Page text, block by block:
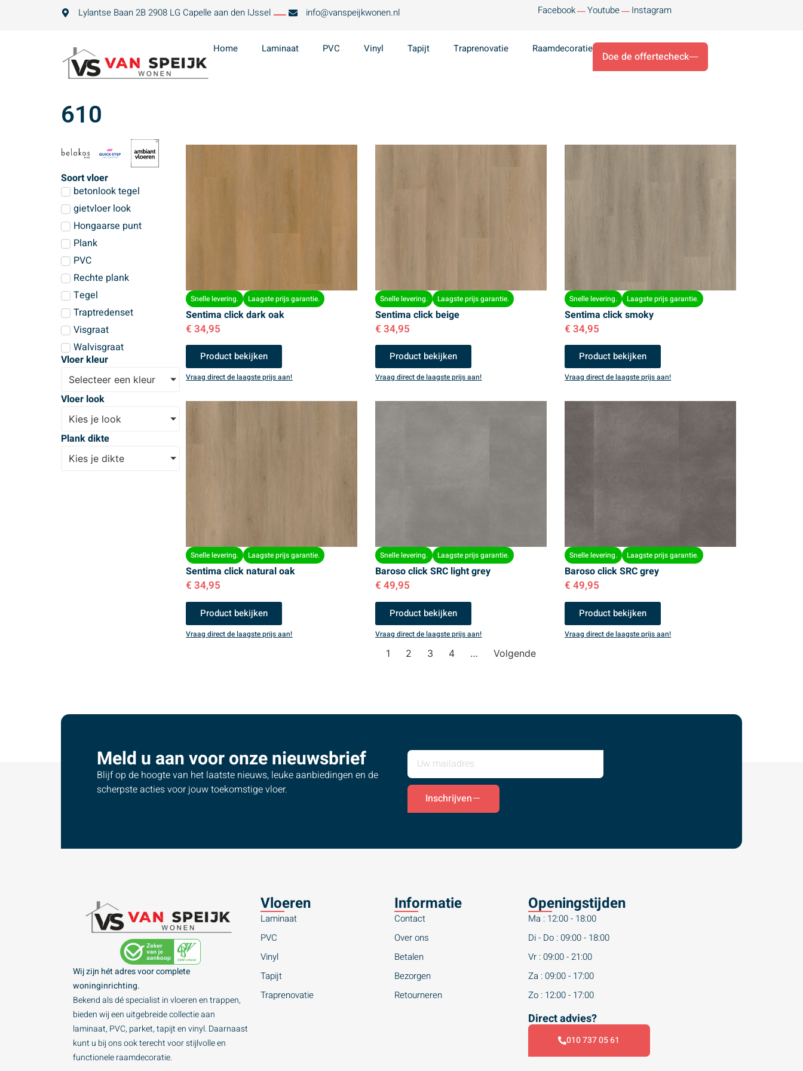
Lylantse Baan 2B 2908 LG Capelle aan den IJssel info@vanspeijkwonen.nl Facebook Youtube Instagram
Home Laminaat PVC Vinyl Tapijt Traprenovatie Raamdecoratie
Doe de offertecheck
610
Soort vloer
betonlook tegel
gietvloer look
Hongaarse punt
Plank
PVC
Rechte plank
Tegel
Traptredenset
Visgraat
Walvisgraat
Vloer kleur
Selecteer een kleur
Vloer look
Kies je look
Plank dikte
Kies je dikte
Snelle levering. Laagste prijs garantie.
Sentima click dark oak
€ 34,95
Product bekijken
Vraag direct de laagste prijs aan!
Snelle levering. Laagste prijs garantie.
Sentima click beige
€ 34,95
Product bekijken
Vraag direct de laagste prijs aan!
Snelle levering. Laagste prijs garantie.
Sentima click smoky
€ 34,95
Product bekijken
Vraag direct de laagste prijs aan!
Snelle levering. Laagste prijs garantie.
Sentima click natural oak
€ 34,95
Product bekijken
Vraag direct de laagste prijs aan!
Snelle levering. Laagste prijs garantie.
Baroso click SRC light grey
€ 49,95
Product bekijken
Vraag direct de laagste prijs aan!
Snelle levering. Laagste prijs garantie.
Baroso click SRC grey
€ 49,95
Product bekijken
Vraag direct de laagste prijs aan!
1 2 3 4 … Volgende
Meld u aan voor onze nieuwsbrief
Blijf op de hoogte van het laatste nieuws, leuke aanbiedingen en de
scherpste acties voor jouw toekomstige vloer.
Inschrijven
Wij zijn hét adres voor complete
woninginrichting.
Bekend als dé specialist in vloeren en trappen,
bieden wij een uitgebreide collectie aan
laminaat, PVC, parket, tapijt en vinyl. Daarnaast
kunt u bij ons ook terecht voor stijlvolle en
functionele raamdecoratie.
Vloeren
Laminaat
PVC
Vinyl
Tapijt
Traprenovatie
Informatie
Contact
Over ons
Betalen
Bezorgen
Retourneren
Openingstijden
Ma : 12:00 - 18:00
Di - Do : 09:00 - 18:00
Vr : 09:00 - 21:00
Za : 09:00 - 17:00
Zo : 12:00 - 17:00
Direct advies?
010 737 05 61